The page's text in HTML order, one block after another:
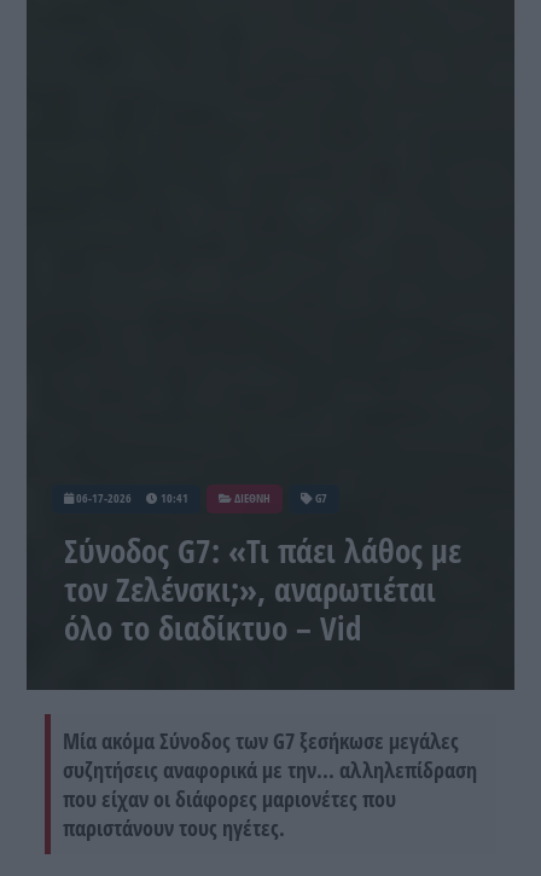
06-17-2026 10:41 ΔΙΕΘΝΗ G7
Σύνοδος G7: «Τι πάει λάθος με
τον Ζελένσκι;», αναρωτιέται
όλο το διαδίκτυο – Vid
Μία ακόμα Σύνοδος των G7 ξεσήκωσε μεγάλες
συζητήσεις αναφορικά με την... αλληλεπίδραση
που είχαν οι διάφορες μαριονέτες που
παριστάνουν τους ηγέτες.